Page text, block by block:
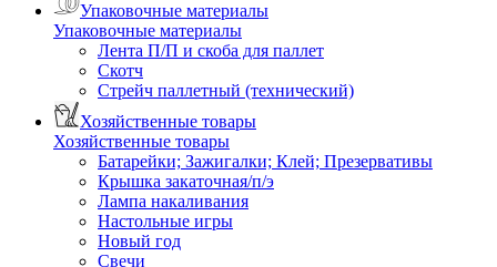
Упаковочные материалы
Упаковочные материалы
Лента П/П и скоба для паллет
Скотч
Стрейч паллетный (технический)
Хозяйственные товары
Хозяйственные товары
Батарейки; Зажигалки; Клей; Презервативы
Крышка закаточная/п/э
Лампа накаливания
Настольные игры
Новый год
Свечи